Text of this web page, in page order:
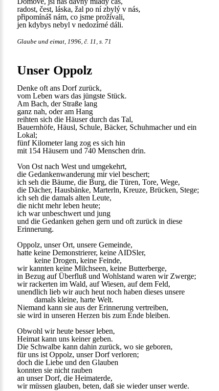
radost, čest, láska, žal po ní zbylý v nás,
připomínáš nám, co jsme prožívali,
jen kdybys nebyl v nedozírné dáli.
Glaube und eimat, 1996, č. 11, s. 71
Unser Oppolz
Denke oft ans Dorf zurück,
vom Leben wars das jüngste Stück.
Am Bach, der Straße lang
ganz nah, oder am Hang
reihten sich die Häuser durch das Tal,
Bauernhöfe, Häusl, Schule, Bäcker, Schuhmacher und ein
Lokal;
fünf Kilometer lang zog es sich hin
mit 154 Häusern und 740 Menschen drin.
Von Ost nach West und umgekehrt,
die Gedankenwanderung mir viel beschert;
ich seh die Bäume, die Burg, die Türen, Tore, Wege,
die Dächer, Hausbänke, Marterln, Kreuze, Brücken, Stege;
ich seh die damals alten Leute,
die nicht mehr leben heute;
ich war unbeschwert und jung
und die Gedanken gehen gern und oft zurück in diese
Erinnerung.
Oppolz, unser Ort, unsere Gemeinde,
hatte keine Demonstrierer, keine AIDSler,
keine Drogen, keine Feinde,
wir kannten keine Milchseen, keine Butterberge,
in Bezug auf Überfluß und Wohlstand waren wir Zwerge;
wir rackerten im Wald, auf Wiesen, auf dem Feld,
unendlich lieb wir auch heut noch haben dieses unsere
damals kleine, harte Welt.
Niemand kann sie aus der Erinnerung vertreiben,
sie wird in unseren Herzen bis zum Ende bleiben.
Obwohl wir heute besser leben,
Heimat kann uns keiner geben.
Die Schwalbe kann dahin zurück, wo sie geboren,
für uns ist Oppolz, unser Dorf verloren;
doch die Liebe und den Glauben
konnten sie nicht rauben
an unser Dorf, die Heimaterde,
wir müssen glauben, beten, daß sie wieder unser werde.